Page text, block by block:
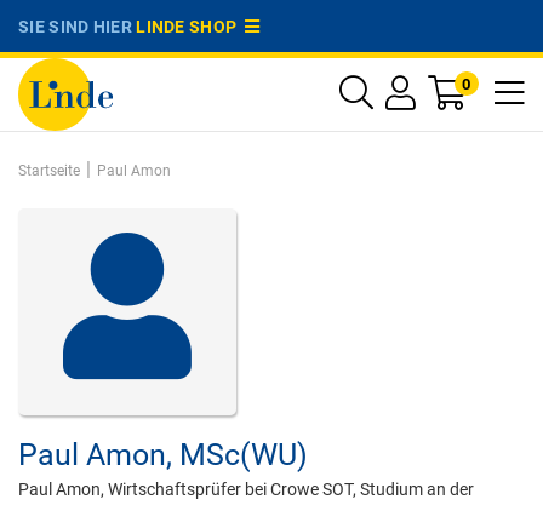
SIE SIND HIERLINDE SHOP
0
Startseite | Paul Amon
Paul Amon, MSc(WU)
Paul Amon, Wirtschaftsprüfer bei Crowe SOT, Studium an der